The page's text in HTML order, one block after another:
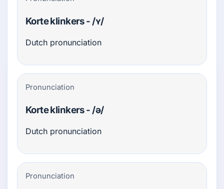
Korte klinkers - /ʏ/
Dutch pronunciation
Pronunciation
Korte klinkers - /ə/
Dutch pronunciation
Pronunciation